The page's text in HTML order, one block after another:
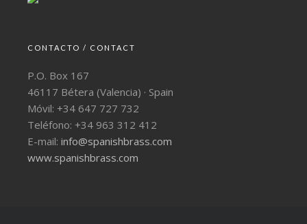
CONTACTO / CONTACT
P.O. Box 167
46117 Bétera (Valencia) · Spain
Móvil: +34 647 727 732
Teléfono: +34 963 312 412
E-mail: info@spanishbrass.com
www.spanishbrass.com